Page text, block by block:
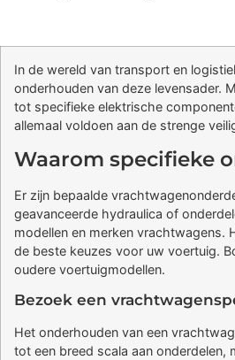
In de wereld van transport en
onderhouden van deze levensader.
tot specifieke elektrische
allemaal voldoen aan de strenge
Waarom specifieke
Er zijn bepaalde
geavanceerde hydraulica of
modellen en merken vrachtwagens.
de beste keuzes voor uw voertuig.
oudere voertuigmodellen.
Bezoek een
Het onderhouden van een
tot een breed scala aan onderdelen,